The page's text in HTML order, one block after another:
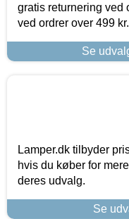
gratis returnering ved
ved ordrer over 499
Se
Lamper.dk tilbyder
hvis du køber for
deres udvalg.
Se